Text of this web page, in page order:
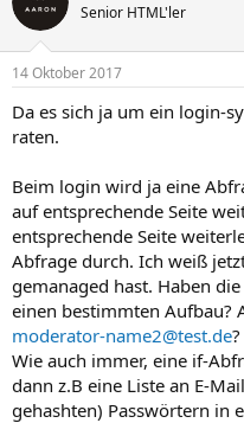
Senior HTML'ler
14 Oktober 2017
Da es sich ja um ein login-
raten.
Beim login wird ja eine
auf entsprechende Seite
entsprechende Seite
Abfrage durch. Ich weiß
gemanaged hast. Haben
einen bestimmten Aufbau?
moderator-name2@test.de?
Wie auch immer, eine if-
dann z.B eine Liste an E-
gehashten) Passwörtern in